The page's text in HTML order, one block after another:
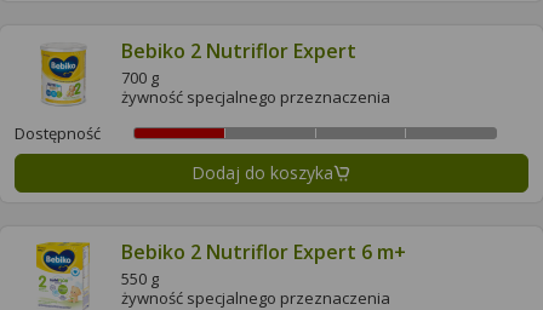
Bebiko 2 Nutriflor Expert
700 g
żywność specjalnego przeznaczenia
Dostępność
Dodaj do koszyka
Bebiko 2 Nutriflor Expert 6 m+
550 g
żywność specjalnego przeznaczenia